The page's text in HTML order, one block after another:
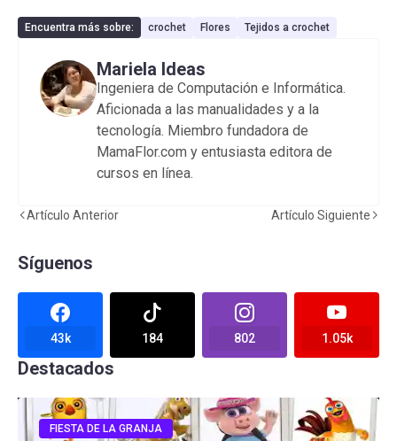
Encuentra más sobre: crochet Flores Tejidos a crochet
Mariela Ideas
Ingeniera de Computación e Informática.
Aficionada a las manualidades y a la
tecnología. Miembro fundadora de
MamaFlor.com y entusiasta editora de
cursos en línea.
Artículo Anterior Artículo Siguiente
Síguenos
43k 184 802 1.05k
Destacados
FIESTA DE LA GRANJA